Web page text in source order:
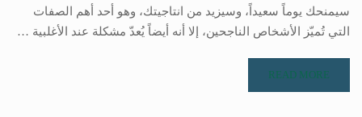
سيمنحك يوماً سعيداً، وسيزيد من انتاجيتك، وهو أحد أهم الصفات
التي تُميّز الأشخاص الناجحين، إلا أنه أيضاً يُعدّ مشكلة عند الأغلبية …
READ MORE